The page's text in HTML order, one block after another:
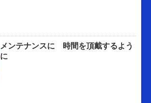
メンテナンスに 時間を頂戴するよう
に